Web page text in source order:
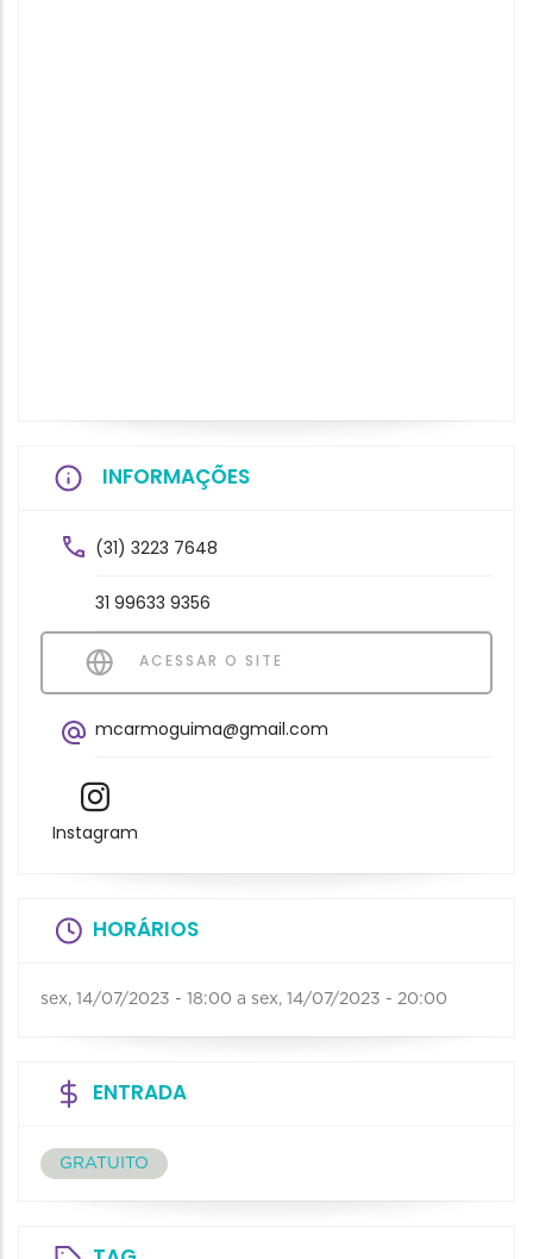
INFORMAÇÕES
(31) 3223 7648
31 99633 9356
ACESSAR O SITE
mcarmoguima@gmail.com
Instagram
HORÁRIOS
sex, 14/07/2023 - 18:00 a sex, 14/07/2023 - 20:00
ENTRADA
GRATUITO